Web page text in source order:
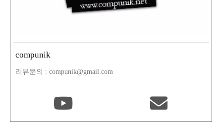
compunik
리뷰문의 : compunik@gmail.com